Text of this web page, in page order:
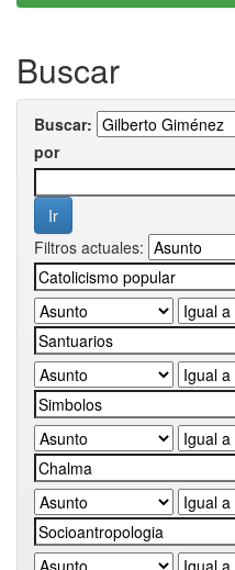
Buscar
Buscar:
por
Filtros actuales: